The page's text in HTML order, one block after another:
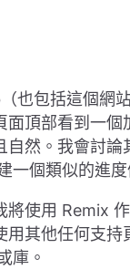
也包括這個網
面頂部看到一個
自然。我會討論
一個類似的進度
將使用 Remix
用其他任何支持
庫。